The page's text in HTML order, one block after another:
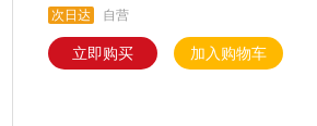
次日达 自营
立即购买 加入购物车